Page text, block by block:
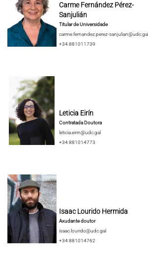
Carme Fernández Pérez-
Sanjulián
Titular de Universidade
carme.fernandez.perez-sanjulian@udc.gal
+34 881011739
Leticia Eirín
Contratada Doutora
leticia.eirin@udc.gal
+34 881014773
Isaac Lourido Hermida
Axudante doutor
isaac.lourido@udc.gal
+34 881014762